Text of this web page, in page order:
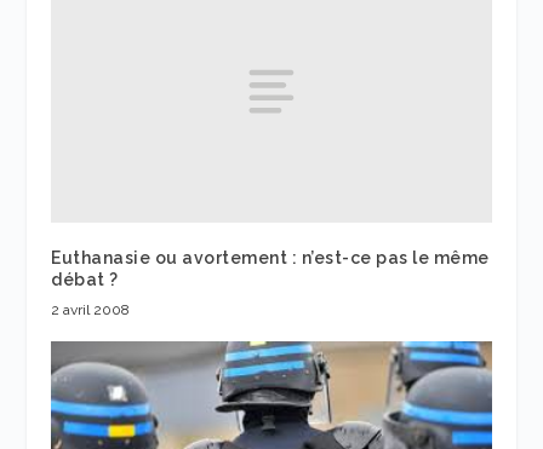
Euthanasie ou avortement : n’est-ce pas le même
débat ?
2 avril 2008